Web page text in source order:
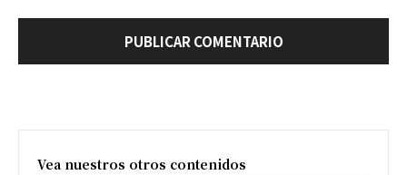
Vea nuestros otros contenidos